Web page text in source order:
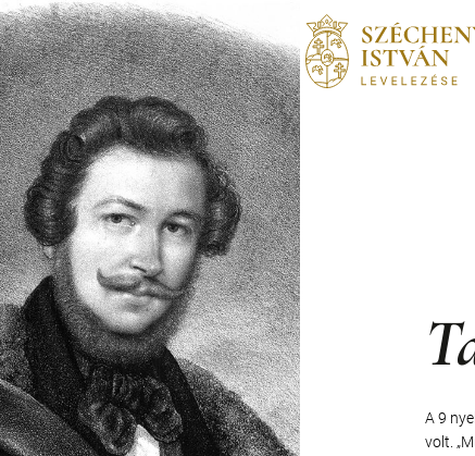
A 9
volt.